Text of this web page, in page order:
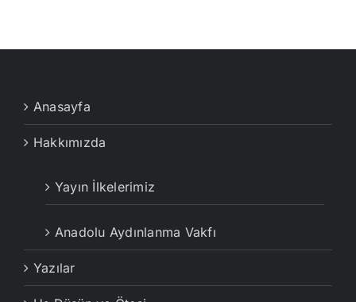
Anasayfa
Hakkımızda
Yayın İlkelerimiz
Anadolu Aydınlanma Vakfı
Yazılar